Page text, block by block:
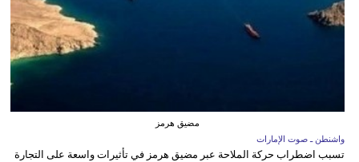
مضيق هرمز
واشنطن ـ صوت الإمارات
تسبب اضطراب حركة الملاحة عبر مضيق هرمز في تأثيرات واسعة على التجارة